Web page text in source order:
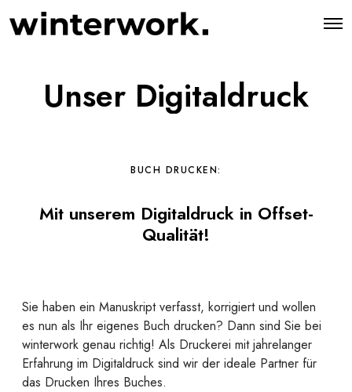
O
Unser Digitaldruck
BUCH DRUCKEN:
Mit unserem Digitaldruck in Offset-
Qualität!
Sie haben ein Manuskript verfasst, korrigiert und wollen
es nun als Ihr eigenes Buch drucken? Dann sind Sie bei
winterwork genau richtig! Als Druckerei mit jahrelanger
Erfahrung im Digitaldruck sind wir der ideale Partner für
das Drucken Ihres Buches.